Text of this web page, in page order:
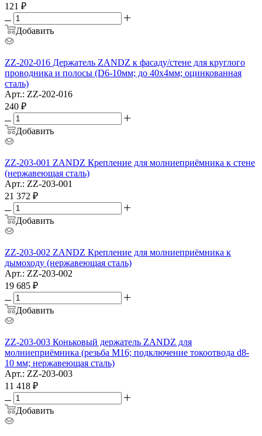
121 ₽
Добавить
ZZ-202-016 Держатель ZANDZ к фасаду/стене для круглого
проводника и полосы (D6-10мм; до 40х4мм; оцинкованная
сталь)
Арт.: ZZ-202-016
240 ₽
Добавить
ZZ-203-001 ZANDZ Крепление для молниеприёмника к стене
(нержавеющая сталь)
Арт.: ZZ-203-001
21 372 ₽
Добавить
ZZ-203-002 ZANDZ Крепление для молниеприёмника к
дымоходу (нержавеющая сталь)
Арт.: ZZ-203-002
19 685 ₽
Добавить
ZZ-203-003 Коньковый держатель ZANDZ для
молниеприёмника (резьба M16; подключение токоотвода d8-
10 мм; нержавеющая сталь)
Арт.: ZZ-203-003
11 418 ₽
Добавить